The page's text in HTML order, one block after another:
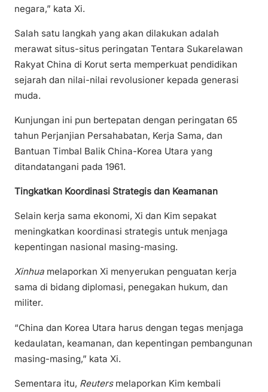
negara,” kata Xi.
Salah satu langkah yang akan dilakukan adalah
merawat situs-situs peringatan Tentara Sukarelawan
Rakyat China di Korut serta memperkuat pendidikan
sejarah dan nilai-nilai revolusioner kepada generasi
muda.
Kunjungan ini pun bertepatan dengan peringatan 65
tahun Perjanjian Persahabatan, Kerja Sama, dan
Bantuan Timbal Balik China-Korea Utara yang
ditandatangani pada 1961.
Tingkatkan Koordinasi Strategis dan Keamanan
Selain kerja sama ekonomi, Xi dan Kim sepakat
meningkatkan koordinasi strategis untuk menjaga
kepentingan nasional masing-masing.
Xinhua melaporkan Xi menyerukan penguatan kerja
sama di bidang diplomasi, penegakan hukum, dan
militer.
“China dan Korea Utara harus dengan tegas menjaga
kedaulatan, keamanan, dan kepentingan pembangunan
masing-masing,” kata Xi.
Sementara itu, Reutersmelaporkan Kim kembali